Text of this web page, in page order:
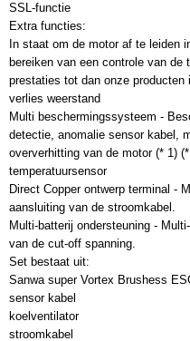
SSL-functie
Extra functies:
In staat om de motor af te leiden
bereiken van een controle van de
prestaties tot dan onze
verlies weerstand
Multi beschermingssysteem -
detectie, anomalie sensor kabel,
oververhitting van de motor (* 1)
temperatuursensor
Direct Copper ontwerp terminal -
aansluiting van de stroomkabel.
Multi-batterij ondersteuning -
van de cut-off spanning.
Set bestaat uit:
Sanwa super Vortex Brushess
sensor kabel
koelventilator
stroomkabel